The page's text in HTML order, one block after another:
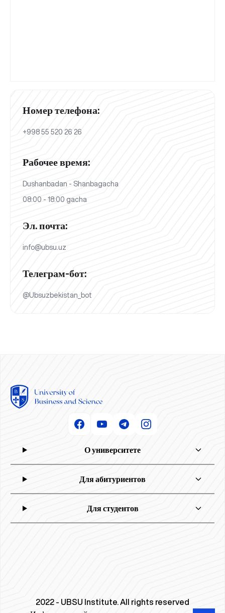
Номер телефона:
+998 55 520 26 26
Рабочее время:
Dushanbadan - Shanbagacha
08:00 - 18:00 gacha
Эл. почта:
info@ubsu.uz
Телеграм-бот:
@Ubsuzbekistan_bot
О университете
Для абитуриентов
Для студентов
2022 - UBSU Institute. All rights reserved